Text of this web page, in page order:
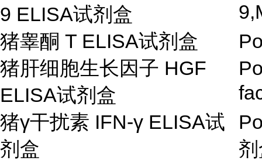
9 ELISA试剂盒
猪睾酮 T ELISA试剂盒
猪肝细胞生长因子 HGF
ELISA试剂盒
猪γ干扰素 IFN-γ ELISA试
剂盒